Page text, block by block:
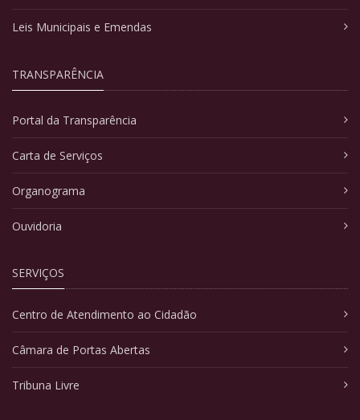
Leis Municipais e Emendas
TRANSPARÊNCIA
Portal da Transparência
Carta de Serviços
Organograma
Ouvidoria
SERVIÇOS
Centro de Atendimento ao Cidadão
Câmara de Portas Abertas
Tribuna Livre